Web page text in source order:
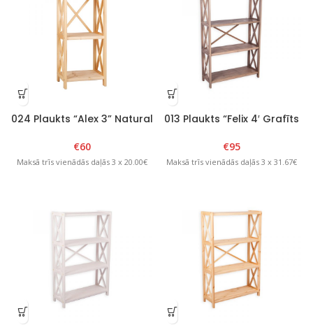
024 Plaukts “Alex 3” Natural
€60
Maksā trīs vienādās daļās 3 x 20.00€
013 Plaukts “Felix 4′ Grafīts
€95
Maksā trīs vienādās daļās 3 x 31.67€